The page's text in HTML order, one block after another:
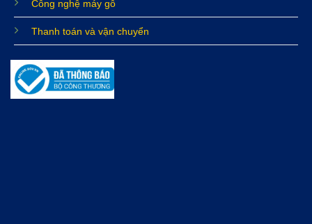
Công nghệ máy gỗ
Thanh toán và vận chuyển